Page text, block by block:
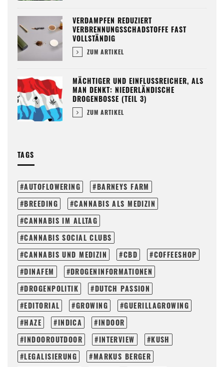
VERDAMPFEN REDUZIERT
VERBRENNUNGSSCHADSTOFFE FAST
VOLLSTÄNDIG
ZUM ARTIKEL
MÄCHTIGER UND EINFLUSSREICHER, ALS
MAN DENKT: NIEDERLÄNDISCHE
DROGENBOSSE (TEIL 3)
ZUM ARTIKEL
TAGS
AUTOFLOWERING
BARNEYS FARM
BREEDING
CANNABIS ALS MEDIZIN
CANNABIS IM ALLTAG
CANNABIS SOCIAL CLUBS
CANNABIS UND MEDIZIN
CBD
COFFEESHOP
DINAFEM
DROGENINFORMATIONEN
DROGENPOLITIK
DUTCH PASSION
EDITORIAL
GROWING
GUERILLAGROWING
HAZE
INDICA
INDOOR
INDOOROUTDOOR
INTERVIEW
KUSH
LEGALISIERUNG
MARKUS BERGER